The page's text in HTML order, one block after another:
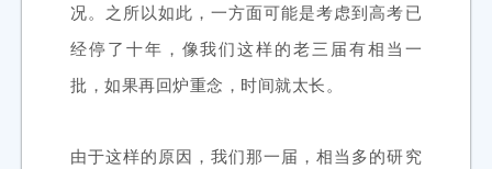
况。之所以如此，一方面可能是考虑到高考已
经停了十年，像我们这样的老三届有相当一
批，如果再回炉重念，时间就太长。
由于这样的原因，我们那一届，相当多的研究